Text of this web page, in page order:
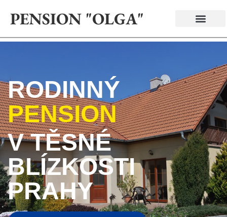
PENSION "OLGA"
RODINNÝ
PENSION
V TĚSNÉ
BLÍZKOSTI
PRAHY